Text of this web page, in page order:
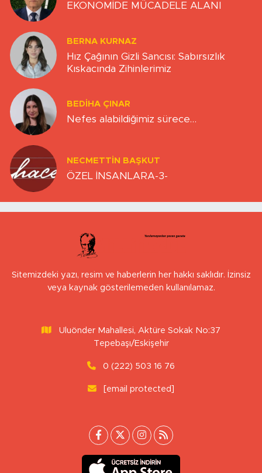
EKONOMİDE MÜCADELE ALANI
BERNA KURNAZ
Hız Çağının Gizli Sancısı: Sabırsızlık
Kıskacında Zihinlerimiz
BEDIHA ÇINAR
Nefes alabildiğimiz sürece…
NECMETTIN BAŞKUT
ÖZEL İNSANLARA-3-
Sitemizdeki yazı, resim ve haberlerin her hakkı saklıdır. İzinsiz
veya kaynak gösterilemeden kullanılamaz.
Uluönder Mahallesi, Aktüre Sokak No:37
Tepebaşı/Eskişehir
0 (222) 503 16 76
[email protected]